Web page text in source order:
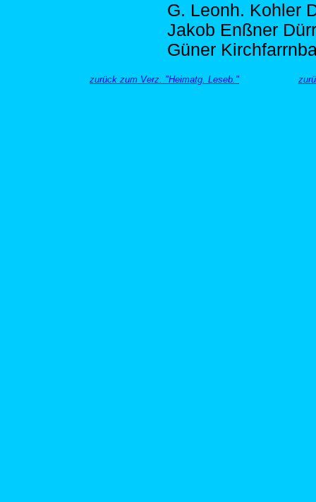
G. Leonh. Kohler
Jakob Enßner
Güner
zurück zum Verz. "Heimatg. Leseb."